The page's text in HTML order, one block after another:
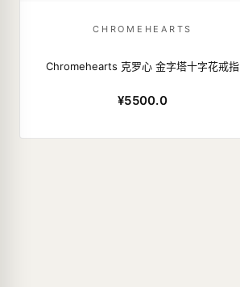
CHROMEHEARTS
Chromehearts 克罗心 金字塔十字花戒指
¥5500.0